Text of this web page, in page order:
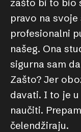
zašto bi to bio
pravo na
profesionalni
našeg. Ona
sigurna sam
Zašto? Jer
davati. I to je
naučiti.
čelendžiraju.